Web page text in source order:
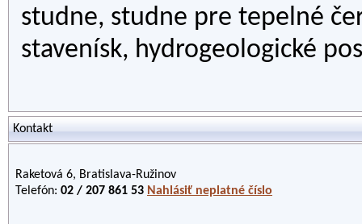
studne, studne pre tepelné
stavenísk, hydrogeologické
Kontakt
Raketová 6, Bratislava-Ružinov
Telefón: 02 / 207 861 53 Nahlásiť neplatné číslo